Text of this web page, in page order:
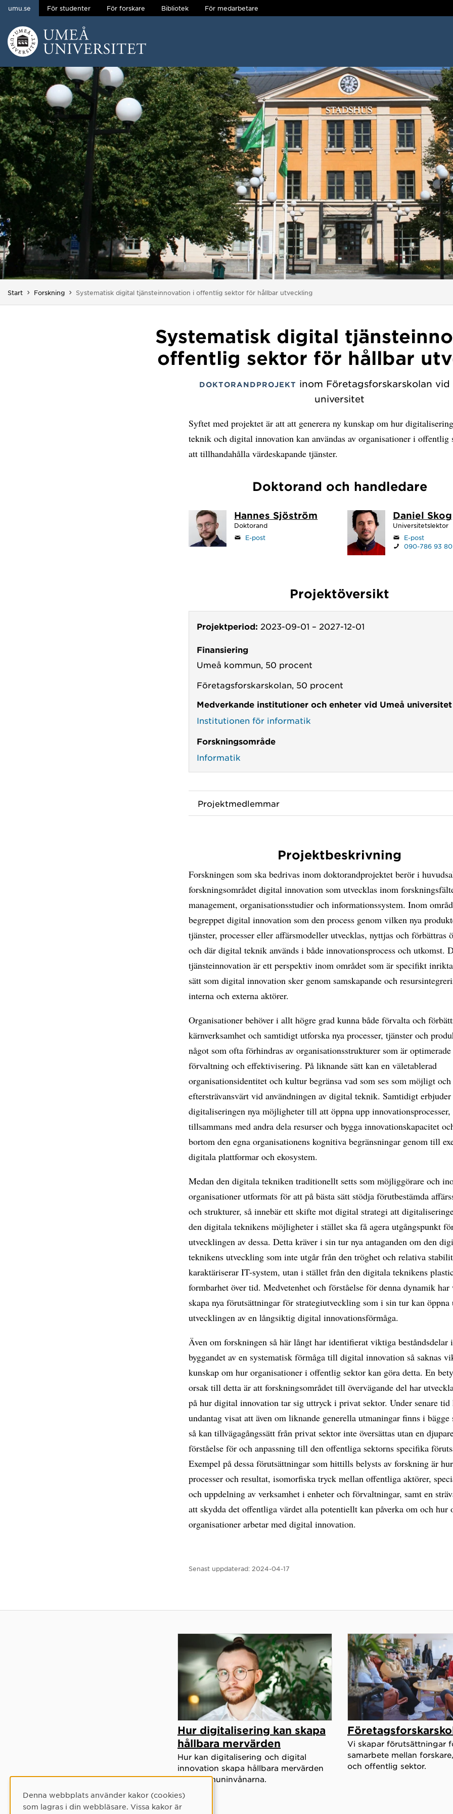
Hoppa direkt till innehållet
umu.se För studenter För forskare Bibliotek För medarbetare
Huvudmenyn dold.
Start Forskning Du är här:
Systematisk digital tjänsteinnovation i offentlig sektor för hållbar utveckling
Systematisk digital
offentlig sektor för hållbar
DOKTORANDPROJEKT inom Företagsforskarskolan vid
universitet
Syftet med projektet är att att generera ny kunskap om hur
teknik och digital innovation kan användas av organisationer i offentlig
att tillhandahålla värdeskapande tjänster.
Doktorand och handledare
Hannes Sjöström
Doktorand
E-post
Daniel Skog
Universitetslektor
E-post
090-786 93 80
Projektöversikt
Projektperiod: 2023-09-01 – 2027-12-01
Finansiering
Umeå kommun, 50 procent
Företagsforskarskolan, 50 procent
Medverkande institutioner och enheter vid Umeå universitet
Institutionen för informatik
Forskningsområde
Informatik
Projektmedlemmar
Projektbeskrivning
Forskningen som ska bedrivas inom doktorandprojektet berör i
forskningsområdet digital innovation som utvecklas inom
management, organisationsstudier och informationssystem. Inom
begreppet digital innovation som den process genom vilken nya
tjänster, processer eller affärsmodeller utvecklas, nyttjas och förbättras
och där digital teknik används i både innovationsprocess och utkomst.
tjänsteinnovation är ett perspektiv inom området som är specifikt
sätt som digital innovation sker genom samskapande och
interna och externa aktörer.
Organisationer behöver i allt högre grad kunna både förvalta och
kärnverksamhet och samtidigt utforska nya processer, tjänster och
något som ofta förhindras av organisationsstrukturer som är
förvaltning och effektivisering. På liknande sätt kan en väletablerad
organisationsidentitet och kultur begränsa vad som ses som möjligt och
eftersträvansvärt vid användningen av digital teknik. Samtidigt erbjuder
digitaliseringen nya möjligheter till att öppna upp innovationsprocesser,
tillsammans med andra dela resurser och bygga innovationskapacitet
bortom den egna organisationens kognitiva begränsningar genom till
digitala plattformar och ekosystem.
Medan den digitala tekniken traditionellt setts som möjliggörare och
organisationer utformats för att på bästa sätt stödja förutbestämda
och strukturer, så innebär ett skifte mot digital strategi att
den digitala teknikens möjligheter i stället ska få agera utgångspunkt
utvecklingen av dessa. Detta kräver i sin tur nya antaganden om den
teknikens utveckling som inte utgår från den tröghet och relativa
karaktäriserar IT-system, utan i stället från den digitala teknikens
formbarhet över tid. Medvetenhet och förståelse för denna dynamik har
skapa nya förutsättningar för strategiutveckling som i sin tur kan
utvecklingen av en långsiktig digital innovationsförmåga.
Även om forskningen så här långt har identifierat viktiga beståndsdelar i
byggandet av en systematisk förmåga till digital innovation så saknas
kunskap om hur organisationer i offentlig sektor kan göra detta. En
orsak till detta är att forskningsområdet till övervägande del har
på hur digital innovation tar sig uttryck i privat sektor. Under senare tid
undantag visat att även om liknande generella utmaningar finns i bägge
så kan tillvägagångssätt från privat sektor inte översättas utan en
förståelse för och anpassning till den offentliga sektorns specifika
Exempel på dessa förutsättningar som hittills belysts av forskning är
processer och resultat, isomorfiska tryck mellan offentliga aktörer,
och uppdelning av verksamhet i enheter och förvaltningar, samt en
att skydda det offentliga värdet alla potentiellt kan påverka om och hur
organisationer arbetar med digital innovation.
Senast uppdaterad: 2024-04-17
Hur digitalisering kan skapa
hållbara mervärden
Hur kan digitalisering och digital
innovation skapa hållbara mervärden
för kommuninvånarna.
Vi skapar förutsättningar
samarbete mellan
och offentlig sektor.
Cookie-samtycke
Denna webbplats använder kakor (cookies)
som lagras i din webbläsare. Vissa kakor är